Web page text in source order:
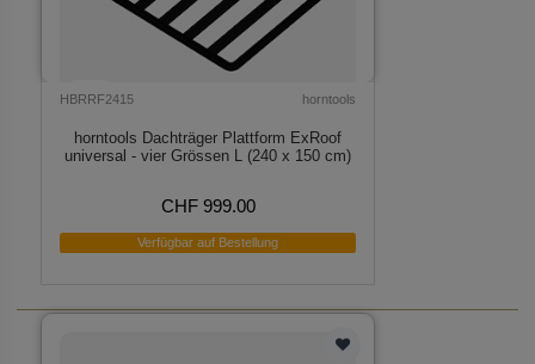
HBRRF2415 horntools
horntools Dachträger Plattform ExRoof
universal - vier Grössen L (240 x 150 cm)
CHF 999.00
Verfügbar auf Bestellung